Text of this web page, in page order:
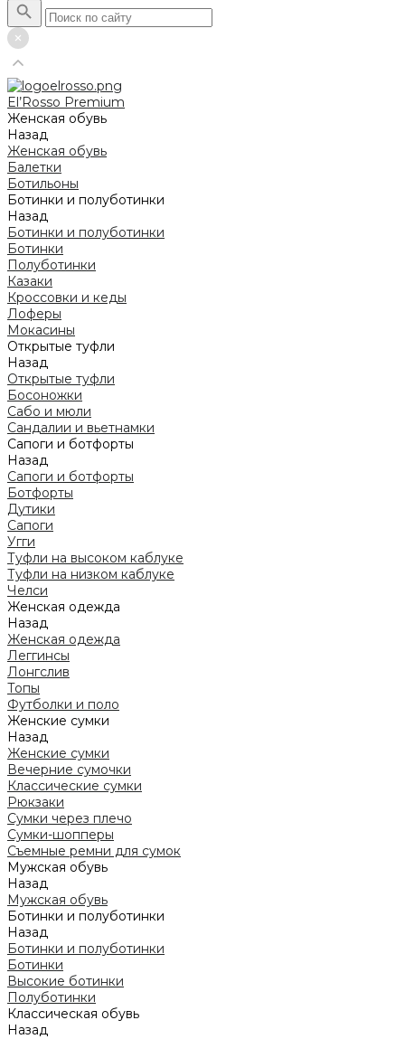
El’Rosso Premium
Женская обувь
Назад
Женская обувь
Балетки
Ботильоны
Ботинки и полуботинки
Назад
Ботинки и полуботинки
Ботинки
Полуботинки
Казаки
Кроссовки и кеды
Лоферы
Мокасины
Открытые туфли
Назад
Открытые туфли
Босоножки
Сабо и мюли
Сандалии и вьетнамки
Сапоги и ботфорты
Назад
Сапоги и ботфорты
Ботфорты
Дутики
Сапоги
Угги
Туфли на высоком каблуке
Туфли на низком каблуке
Челси
Женская одежда
Назад
Женская одежда
Леггинсы
Лонгслив
Топы
Футболки и поло
Женские сумки
Назад
Женские сумки
Вечерние сумочки
Классические сумки
Рюкзаки
Сумки через плечо
Сумки-шопперы
Съемные ремни для сумок
Мужская обувь
Назад
Мужская обувь
Ботинки и полуботинки
Назад
Ботинки и полуботинки
Ботинки
Высокие ботинки
Полуботинки
Классическая обувь
Назад